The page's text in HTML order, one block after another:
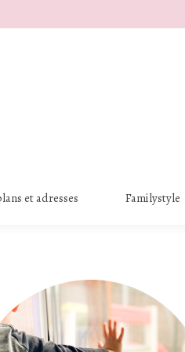
et adresses Familystyle